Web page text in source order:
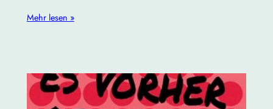
Mehr lesen »